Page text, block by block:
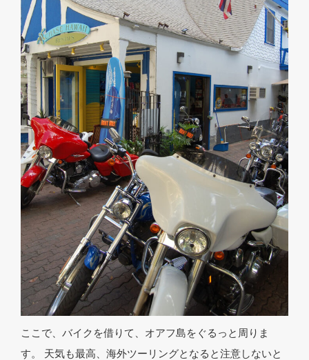
ここで、バイクを借りて、オアフ島をぐるっと周りま
す。 天気も最高、海外ツーリングとなると注意しないと